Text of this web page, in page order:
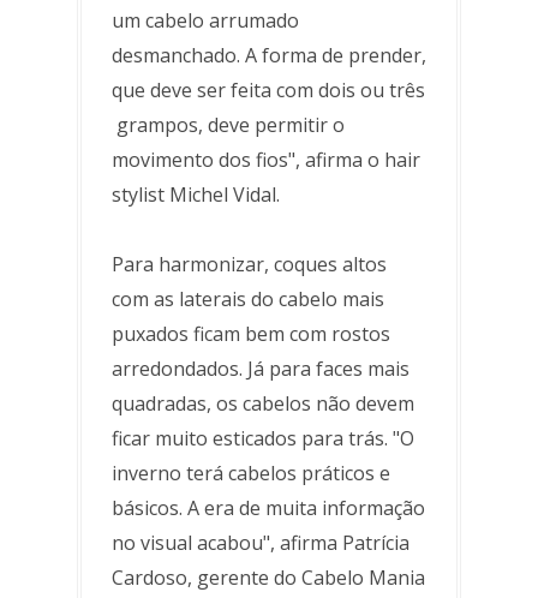
um cabelo arrumado
desmanchado. A forma de prender,
que deve ser feita com dois ou três
grampos, deve permitir o
movimento dos fios", afirma o hair
stylist Michel Vidal.
Para harmonizar, coques altos
com as laterais do cabelo mais
puxados ficam bem com rostos
arredondados. Já para faces mais
quadradas, os cabelos não devem
ficar muito esticados para trás. "O
inverno terá cabelos práticos e
básicos. A era de muita informação
no visual acabou", afirma Patrícia
Cardoso, gerente do Cabelo Mania